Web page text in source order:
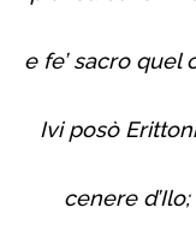
e fe’ sacro quel
Ivi posò
cenere